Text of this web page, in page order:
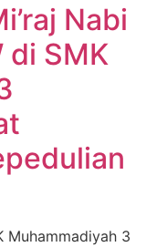
Nabi
di SMK
3